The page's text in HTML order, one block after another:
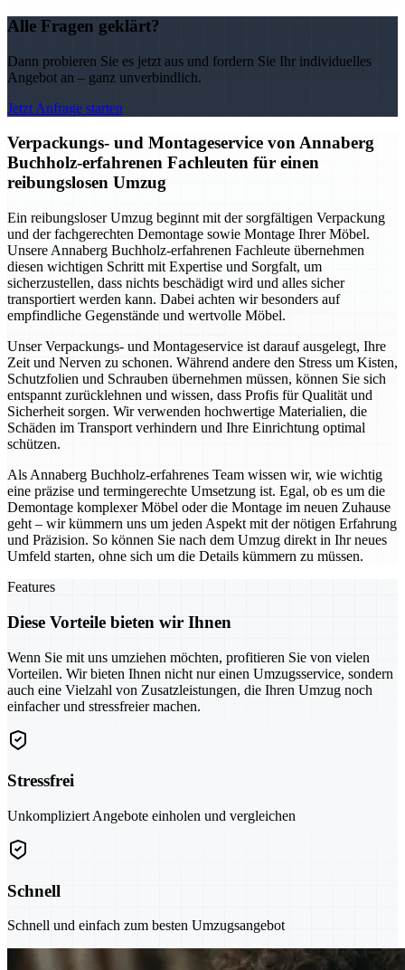
Alle Fragen geklärt?
Dann probieren Sie es jetzt aus und fordern Sie Ihr individuelles
Angebot an – ganz unverbindlich.
Jetzt Anfrage starten
Verpackungs- und Montageservice von Annaberg
Buchholz-erfahrenen Fachleuten für einen
reibungslosen Umzug
Ein reibungsloser Umzug beginnt mit der sorgfältigen Verpackung
und der fachgerechten Demontage sowie Montage Ihrer Möbel.
Unsere Annaberg Buchholz-erfahrenen Fachleute übernehmen
diesen wichtigen Schritt mit Expertise und Sorgfalt, um
sicherzustellen, dass nichts beschädigt wird und alles sicher
transportiert werden kann. Dabei achten wir besonders auf
empfindliche Gegenstände und wertvolle Möbel.
Unser Verpackungs- und Montageservice ist darauf ausgelegt, Ihre
Zeit und Nerven zu schonen. Während andere den Stress um Kisten,
Schutzfolien und Schrauben übernehmen müssen, können Sie sich
entspannt zurücklehnen und wissen, dass Profis für Qualität und
Sicherheit sorgen. Wir verwenden hochwertige Materialien, die
Schäden im Transport verhindern und Ihre Einrichtung optimal
schützen.
Als Annaberg Buchholz-erfahrenes Team wissen wir, wie wichtig
eine präzise und termingerechte Umsetzung ist. Egal, ob es um die
Demontage komplexer Möbel oder die Montage im neuen Zuhause
geht – wir kümmern uns um jeden Aspekt mit der nötigen Erfahrung
und Präzision. So können Sie nach dem Umzug direkt in Ihr neues
Umfeld starten, ohne sich um die Details kümmern zu müssen.
Features
Diese Vorteile bieten wir Ihnen
Wenn Sie mit uns umziehen möchten, profitieren Sie von vielen
Vorteilen. Wir bieten Ihnen nicht nur einen Umzugsservice, sondern
auch eine Vielzahl von Zusatzleistungen, die Ihren Umzug noch
einfacher und stressfreier machen.
Stressfrei
Unkompliziert Angebote einholen und vergleichen
Schnell
Schnell und einfach zum besten Umzugsangebot